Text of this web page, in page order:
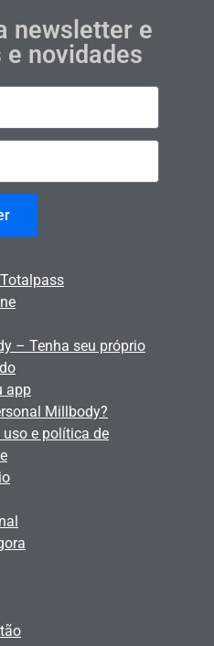
newsletter e
novidades
– Tenha seu próprio
app
Millbody?
uso e política de